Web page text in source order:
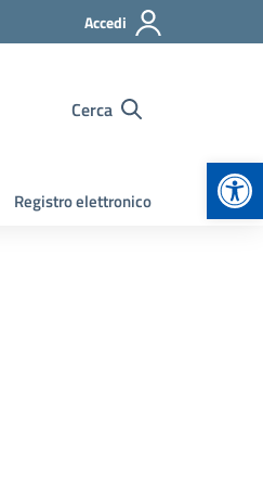
Accedi
Cerca
Registro elettronico